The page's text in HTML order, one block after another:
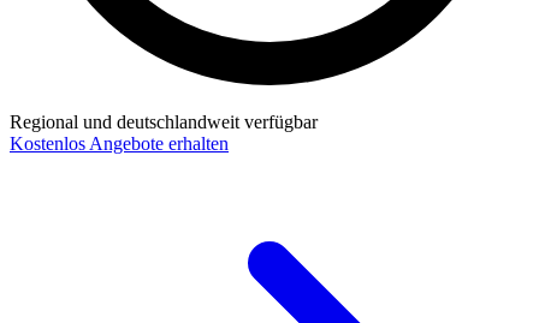
Regional und deutschlandweit verfügbar
Kostenlos Angebote erhalten